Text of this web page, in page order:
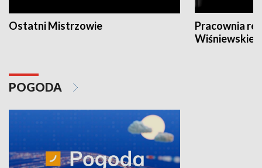
Ostatni Mistrzowie
Pracownia
POGODA